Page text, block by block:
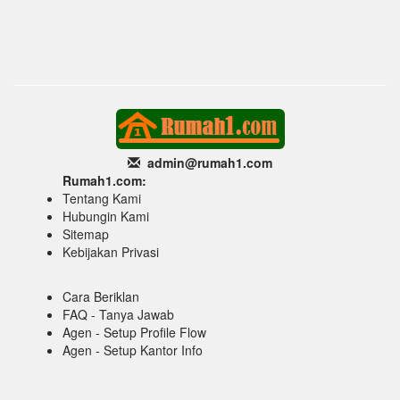
admin@rumah1.com
Rumah1.com:
Tentang Kami
Hubungin Kami
Sitemap
Kebijakan Privasi
Cara Beriklan
FAQ - Tanya Jawab
Agen - Setup Profile Flow
Agen - Setup Kantor Info